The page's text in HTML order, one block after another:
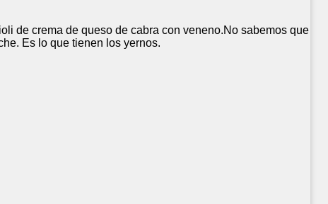
de crema de queso de cabra con veneno.No sabemos que
Es lo que tienen los yernos.